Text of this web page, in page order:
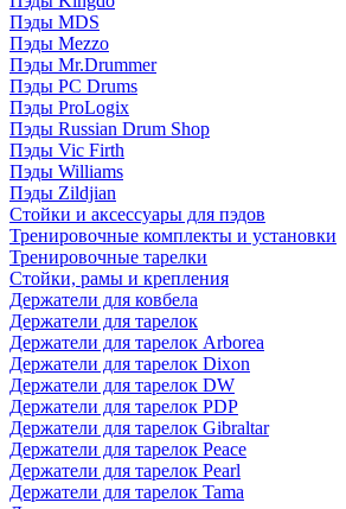
Пэды MDS
Пэды Mezzo
Пэды Mr.Drummer
Пэды PC Drums
Пэды ProLogix
Пэды Russian Drum Shop
Пэды Vic Firth
Пэды Williams
Пэды Zildjian
Стойки и аксессуары для пэдов
Тренировочные комплекты и установки
Тренировочные тарелки
Стойки, рамы и крепления
Держатели для ковбела
Держатели для тарелок
Держатели для тарелок Arborea
Держатели для тарелок Dixon
Держатели для тарелок DW
Держатели для тарелок PDP
Держатели для тарелок Gibraltar
Держатели для тарелок Peace
Держатели для тарелок Pearl
Держатели для тарелок Tama